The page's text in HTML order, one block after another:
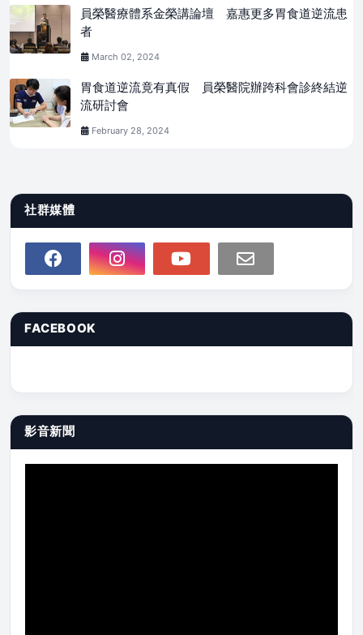
員榮醫療體系金榮講論壇 嘉惠更多胃食道逆流患
者
March 02, 2024
胃食道逆流竟有真假 員榮醫院辦跨科會診終結逆
流研討會
February 28, 2024
社群媒體
FACEBOOK
影音新聞